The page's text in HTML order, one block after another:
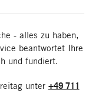
- alles zu haben,
beantwortet Ihre
und fundiert.
unter +49 711